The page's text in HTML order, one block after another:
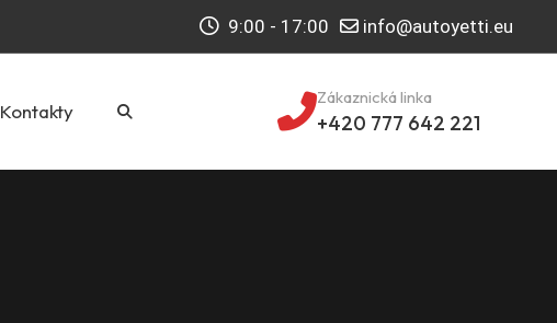
9:00 - 17:00 info@autoyetti.eu
Kontakty
Zákaznická linka
+420 777 642 221